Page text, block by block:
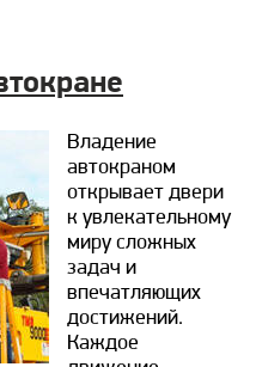
Владение
автокраном
открывает двери
к увлекательному
миру сложных
задач и
впечатляющих
достижений.
Каждое